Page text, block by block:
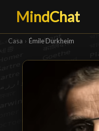
MindChat
Casa › Émile Durkheim